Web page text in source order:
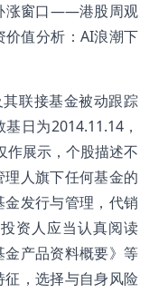
涨窗口——港股周观
价值分析：AI浪潮下
联接基金被动跟踪
日为2014.11.14，
作展示，个股描述不
人旗下任何基金的
发行与管理，代销
资人应当认真阅读
金产品资料概要》等
，选择与自身风险